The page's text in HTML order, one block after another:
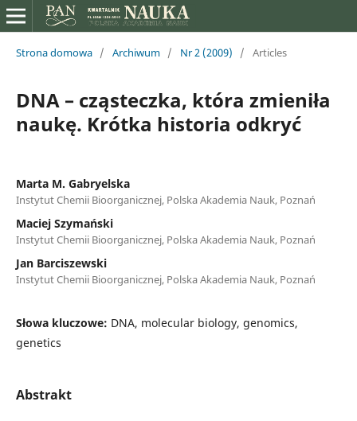
Strona domowa / Archiwum / Nr 2 (2009) / Articles
DNA – cząsteczka, która zmieniła
naukę. Krótka historia odkryć
Marta M. Gabryelska
Instytut Chemii Bioorganicznej, Polska Akademia Nauk, Poznań
Maciej Szymański
Instytut Chemii Bioorganicznej, Polska Akademia Nauk, Poznań
Jan Barciszewski
Instytut Chemii Bioorganicznej, Polska Akademia Nauk, Poznań
Słowa kluczowe: DNA, molecular biology, genomics,
genetics
Abstrakt